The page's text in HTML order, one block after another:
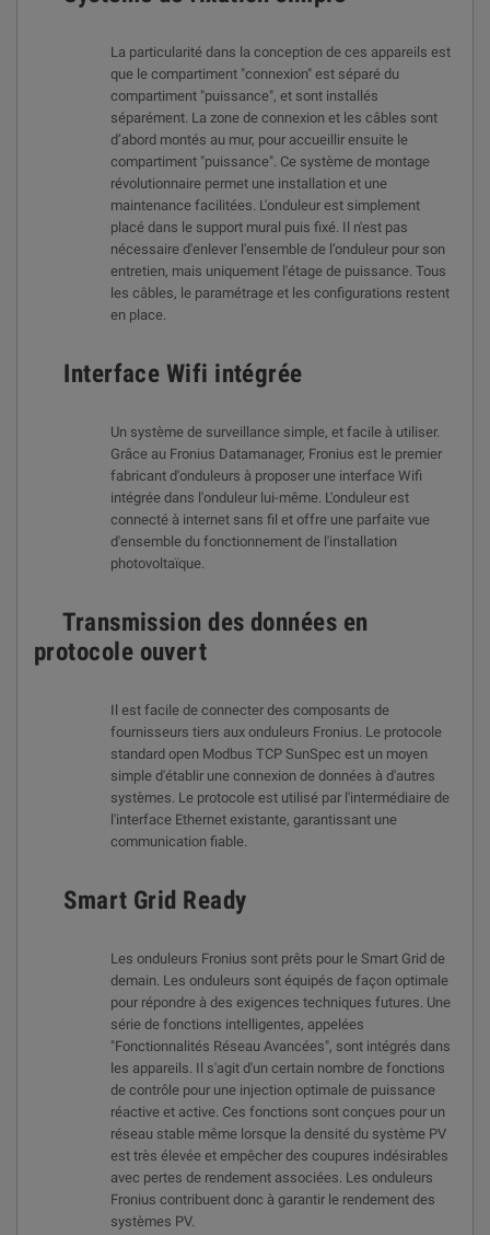
La particularité dans la conception de ces appareils est
que le compartiment "connexion" est séparé du
compartiment "puissance", et sont installés
séparément. La zone de connexion et les câbles sont
d’abord montés au mur, pour accueillir ensuite le
compartiment "puissance". Ce système de montage
révolutionnaire permet une installation et une
maintenance facilitées. L'onduleur est simplement
placé dans le support mural puis fixé. Il n'est pas
nécessaire d'enlever l'ensemble de l’onduleur pour son
entretien, mais uniquement l'étage de puissance. Tous
les câbles, le paramétrage et les configurations restent
en place.
Interface Wifi intégrée
Un système de surveillance simple, et facile à utiliser.
Grâce au Fronius Datamanager, Fronius est le premier
fabricant d'onduleurs à proposer une interface Wifi
intégrée dans l'onduleur lui-même. L'onduleur est
connecté à internet sans fil et offre une parfaite vue
d'ensemble du fonctionnement de l'installation
photovoltaïque.
Transmission des données en
protocole ouvert
Il est facile de connecter des composants de
fournisseurs tiers aux onduleurs Fronius. Le protocole
standard open Modbus TCP SunSpec est un moyen
simple d'établir une connexion de données à d'autres
systèmes. Le protocole est utilisé par l'intermédiaire de
l'interface Ethernet existante, garantissant une
communication fiable.
Smart Grid Ready
Les onduleurs Fronius sont prêts pour le Smart Grid de
demain. Les onduleurs sont équipés de façon optimale
pour répondre à des exigences techniques futures. Une
série de fonctions intelligentes, appelées
"Fonctionnalités Réseau Avancées", sont intégrés dans
les appareils. Il s'agit d'un certain nombre de fonctions
de contrôle pour une injection optimale de puissance
réactive et active. Ces fonctions sont conçues pour un
réseau stable même lorsque la densité du système PV
est très élevée et empêcher des coupures indésirables
avec pertes de rendement associées. Les onduleurs
Fronius contribuent donc à garantir le rendement des
systèmes PV.